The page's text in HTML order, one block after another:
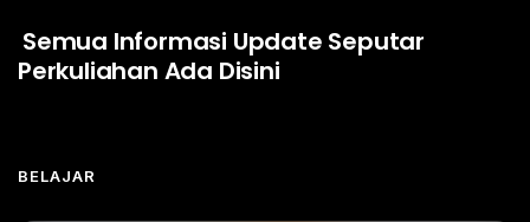
Semua Informasi Update Seputar
Perkuliahan Ada Disini
BELAJAR